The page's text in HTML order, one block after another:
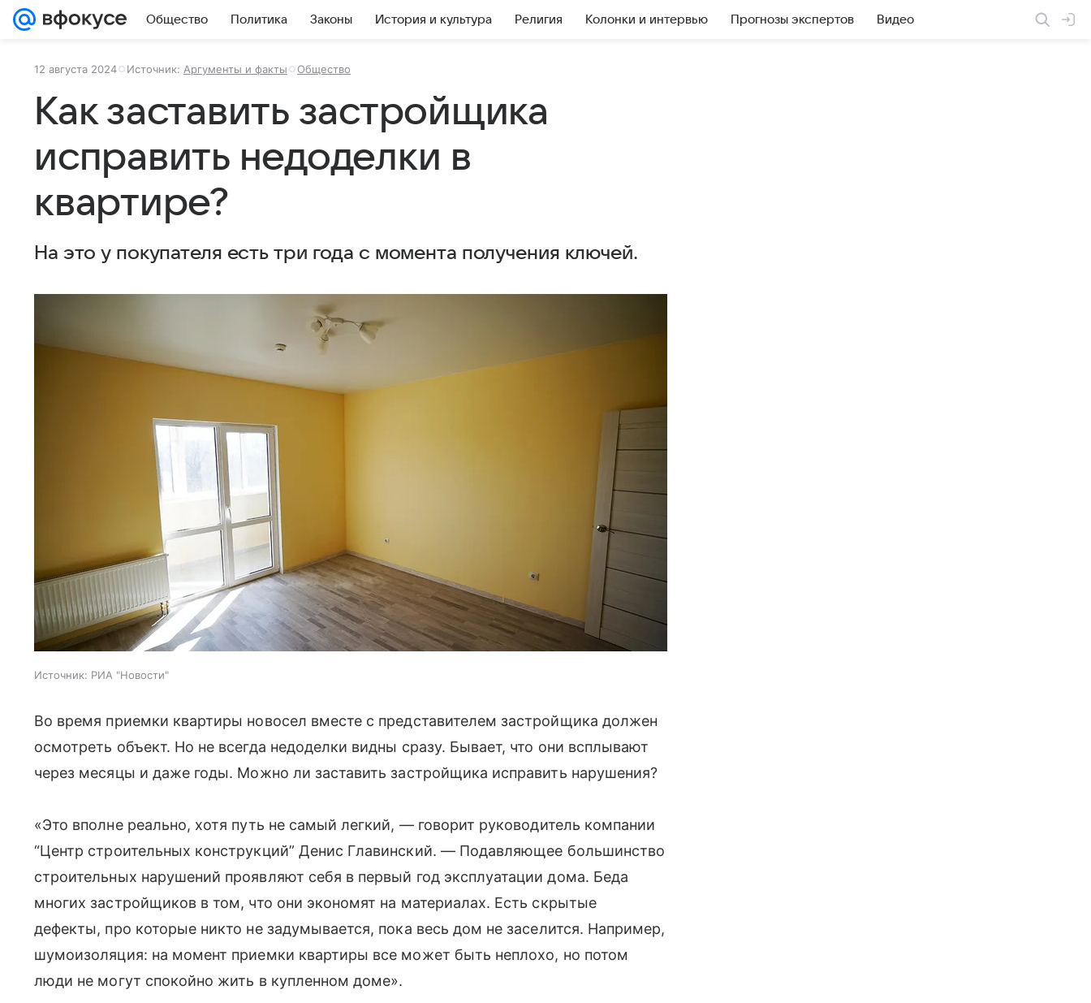
Общество Политика Законы История и культура Религия Колонки и интервью Прогнозы экспертов Видео
12 августа 2024 Источник: Аргументы и факты Общество
Как заставить застройщика
исправить недоделки в
квартире?
На это у покупателя есть три года с момента получения ключей.
Источник: РИА "Новости"
Во время приемки квартиры новосел вместе с представителем застройщика должен
осмотреть объект. Но не всегда недоделки видны сразу. Бывает, что они всплывают
через месяцы и даже годы. Можно ли заставить застройщика исправить нарушения?
«Это вполне реально, хотя путь не самый легкий, — говорит руководитель компании
“Центр строительных конструкций” Денис Главинский. — Подавляющее большинство
строительных нарушений проявляют себя в первый год эксплуатации дома. Беда
многих застройщиков в том, что они экономят на материалах. Есть скрытые
дефекты, про которые никто не задумывается, пока весь дом не заселится. Например,
шумоизоляция: на момент приемки квартиры все может быть неплохо, но потом
люди не могут спокойно жить в купленном доме».